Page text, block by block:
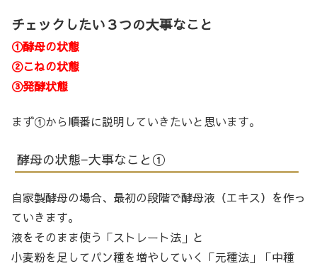
チェックしたい３つの大事なこと
①酵母の状態
②こねの状態
③発酵状態
まず①から順番に説明していきたいと思います。
酵母の状態−大事なこと①
自家製酵母の場合、最初の段階で酵母液（エキス）を作っ
ていきます。
液をそのまま使う「ストレート法」と
小麦粉を足してパン種を増やしていく「元種法」「中種